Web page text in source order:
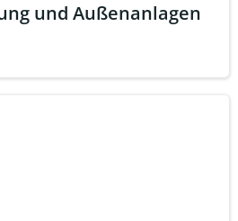
und Außenanlagen